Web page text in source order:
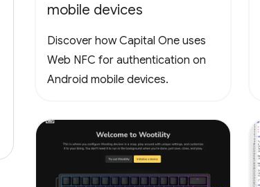
mobile devices
Discover how Capital One uses
Web NFC for authentication on
Android mobile devices.